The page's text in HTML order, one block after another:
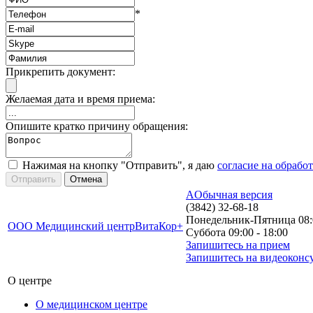
*
Прикрепить документ:
Желаемая дата и время приема:
Опишите кратко причину обращения:
Нажимая на кнопку "Отправить", я даю согласие на
ООО Медицинский центрВитаКор+
AОбычная версия
(3842) 32-68-18
Понедельник-Пятница
Суббота 09:00 - 18:00
Запишитесь на прием
Запишитесь на
О центре
О медицинском центре